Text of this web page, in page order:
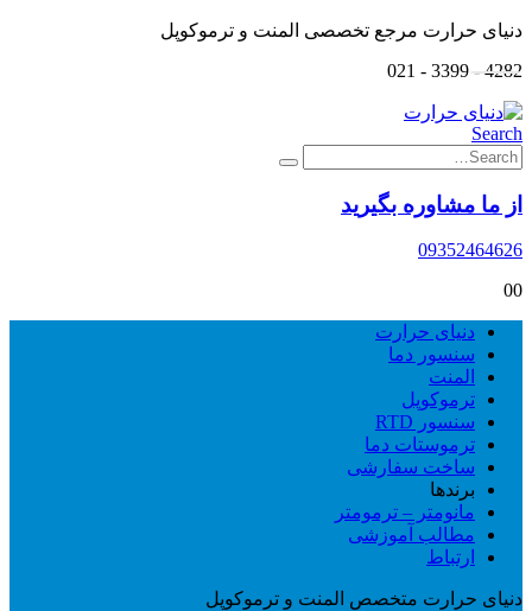
دنیای حرارت مرجع تخصصی المنت و ترموکوپل
4282 - 3399 - 021
Search
از ما مشاوره بگیرید
09352464626
00
دنیای حرارت
سنسور دما
المنت
ترموکوپل
سنسور RTD
ترموستات دما
ساخت سفارشی
برندها
مانومتر – ترمومتر
مطالب آموزشی
ارتباط
دنیای حرارت متخصص المنت و ترموکوپل